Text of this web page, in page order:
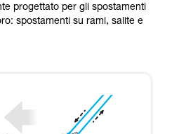
esistere altre che non
progettato per gli spostamenti
spostamenti su rami, salite e